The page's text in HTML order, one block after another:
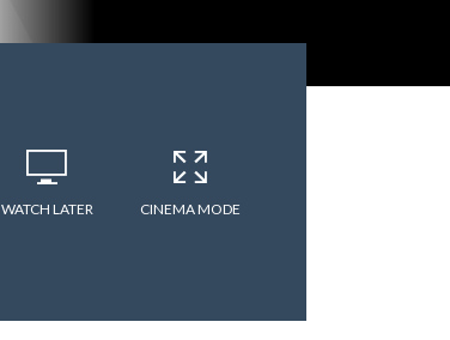
WATCH LATER CINEMA MODE